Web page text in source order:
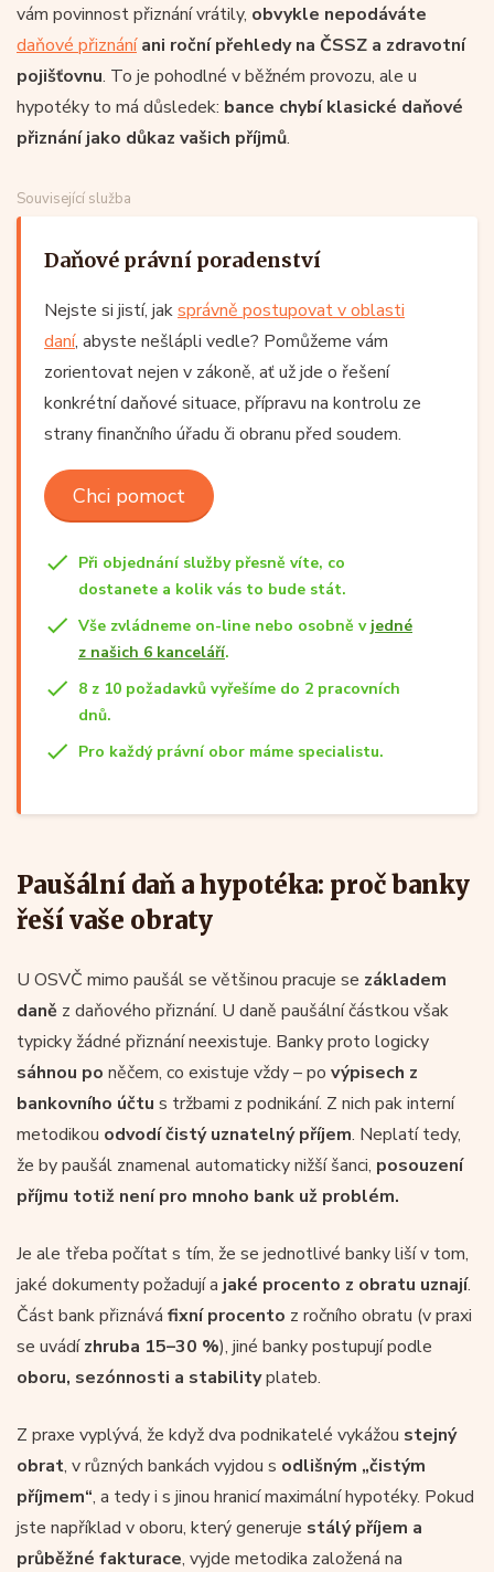
vám povinnost přiznání vrátily, obvykle nepodáváte
daňové přiznáníani roční přehledy na ČSSZ a zdravotní
pojišťovnu. To je pohodlné v běžném provozu, ale u
hypotéky to má důsledek: bance chybí klasické daňové
přiznání jako důkaz vašich příjmů.
Související služba
Daňové právní poradenství
Nejste si jistí, jaksprávně postupovat v oblasti
daní, abyste nešlápli vedle? Pomůžeme vám
zorientovat nejen v zákoně, ať už jde o řešení
konkrétní daňové situace, přípravu na kontrolu ze
strany finančního úřadu či obranu před soudem.
Chci pomoct
Při objednání služby přesně víte, co
dostanete a kolik vás to bude stát.
Vše zvládneme on-line nebo osobně v jedné
z našich 6 kanceláří.
8 z 10 požadavků vyřešíme do 2 pracovních
dnů.
Pro každý právní obor máme specialistu.
Paušální daň a hypotéka: proč banky
řeší vaše obraty
U OSVČ mimo paušál se většinou pracuje se základem
daně z daňového přiznání. U daně paušální částkou však
typicky žádné přiznání neexistuje. Banky proto logicky
sáhnou po něčem, co existuje vždy – po výpisech z
bankovního účtu s tržbami z podnikání. Z nich pak interní
metodikou odvodí čistý uznatelný příjem. Neplatí tedy,
že by paušál znamenal automaticky nižší šanci, posouzení
příjmu totiž není pro mnoho bank už problém.
Je ale třeba počítat s tím, že se jednotlivé banky liší v tom,
jaké dokumenty požadují a jaké procento z obratu uznají.
Část bank přiznává fixní procento z ročního obratu (v praxi
se uvádízhruba 15–30 %), jiné banky postupují podle
oboru, sezónnosti a stabilityplateb.
Z praxe vyplývá, že když dva podnikatelé vykážou stejný
obrat, v různých bankách vyjdou s odlišným „čistým
příjmem“, a tedy i s jinou hranicí maximální hypotéky. Pokud
jste například v oboru, který generuje stálý příjem a
průběžné fakturace, vyjde metodika založená na